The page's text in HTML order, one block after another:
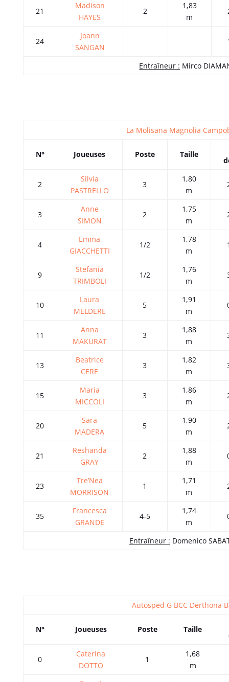
21
Madison
HAYES
2
1,83
m
24
Joann
SANGAN
Entraîneur : Mirco
La Molisana Magnolia
N° Joueuses Poste Taille
2
Silvia
PASTRELLO
3
1,80
m
3
Anne
SIMON
2
1,75
m
4
Emma
GIACCHETTI
1/2
1,78
m
9
Stefania
TRIMBOLI
1/2
1,76
m
10
Laura
MELDERE
5
1,91
m
11
Anna
MAKURAT
3
1,88
m
13
Beatrice
CERE
3
1,82
m
15
Maria
MICCOLI
3
1,86
m
20
Sara
MADERA
5
1,90
m
21
Reshanda
GRAY
2
1,88
m
23
Tre’Nea
MORRISON
1
1,71
m
35
Francesca
GRANDE
4-5
1,74
m
Entraîneur : Domenico
Autosped G BCC Derthona
N° Joueuses Poste Taille
0
Caterina
DOTTO
1
1,68
m